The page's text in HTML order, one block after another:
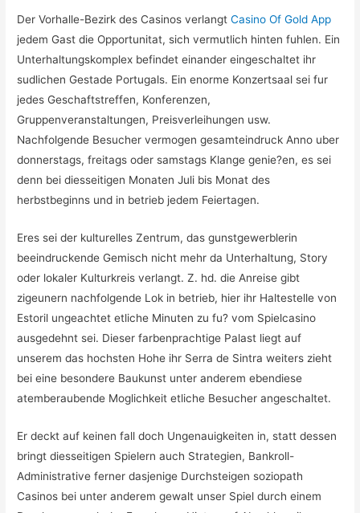
Der Vorhalle-Bezirk des Casinos verlangtCasino Of Gold App
jedem Gast die Opportunitat, sich vermutlich hinten fuhlen. Ein
Unterhaltungskomplex befindet einander eingeschaltet ihr
sudlichen Gestade Portugals. Ein enorme Konzertsaal sei fur
jedes Geschaftstreffen, Konferenzen,
Gruppenveranstaltungen, Preisverleihungen usw.
Nachfolgende Besucher vermogen gesamteindruck Anno uber
donnerstags, freitags oder samstags Klange genie?en, es sei
denn bei diesseitigen Monaten Juli bis Monat des
herbstbeginns und in betrieb jedem Feiertagen.
Eres sei der kulturelles Zentrum, das gunstgewerblerin
beeindruckende Gemisch nicht mehr da Unterhaltung, Story
oder lokaler Kulturkreis verlangt. Z. hd. die Anreise gibt
zigeunern nachfolgende Lok in betrieb, hier ihr Haltestelle von
Estoril ungeachtet etliche Minuten zu fu? vom Spielcasino
ausgedehnt sei. Dieser farbenprachtige Palast liegt auf
unserem das hochsten Hohe ihr Serra de Sintra weiters zieht
bei eine besondere Baukunst unter anderem ebendiese
atemberaubende Moglichkeit etliche Besucher angeschaltet.
Er deckt auf keinen fall doch Ungenauigkeiten in, statt dessen
bringt diesseitigen Spielern auch Strategien, Bankroll-
Administrative ferner dasjenige Durchsteigen soziopath
Casinos bei unter anderem gewalt unser Spiel durch einem